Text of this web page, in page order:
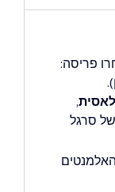
פריסה:
,
סרגל